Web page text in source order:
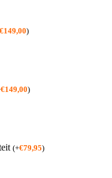
€149,00)
€149,00)
(+€79,95)